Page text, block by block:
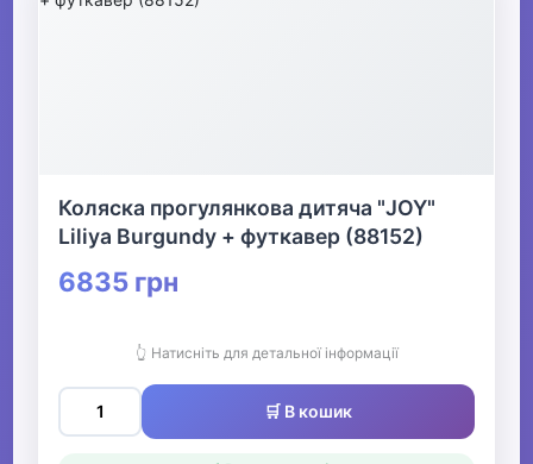
Коляска прогулянкова дитяча "JOY"
Liliya Burgundy + футкавер (88152)
6835 грн
👆 Натисніть для детальної інформації
🛒 В кошик